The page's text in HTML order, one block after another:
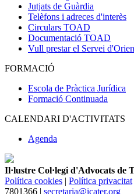
Jutjats de Guàrdia
Telèfons i adreces d'interès
Circulars TOAD
Documentació TOAD
Vull prestar el Servei
FORMACIÓ
Escola de Pràctica Jurídica
Formació Continuada
CALENDARI D'ACTIVITATS
Agenda
Il·lustre Col·legi d'Advocats de
Política cookies | Política privacitat
7801366 | secretaria@icater.org